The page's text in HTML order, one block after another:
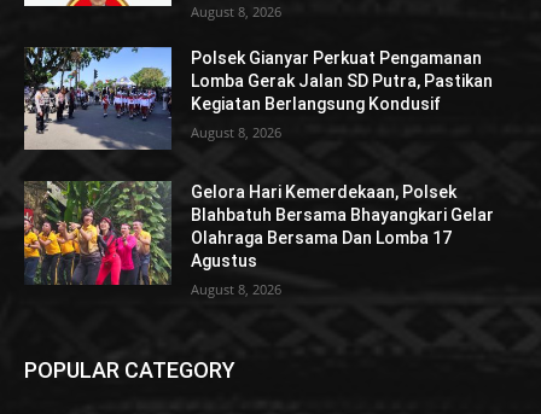
August 8, 2026
Polsek Gianyar Perkuat Pengamanan
Lomba Gerak Jalan SD Putra, Pastikan
Kegiatan Berlangsung Kondusif
August 8, 2026
Gelora Hari Kemerdekaan, Polsek
Blahbatuh Bersama Bhayangkari Gelar
Olahraga Bersama Dan Lomba 17
Agustus
August 8, 2026
POPULAR CATEGORY